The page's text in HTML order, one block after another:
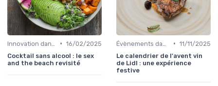
• 16/02/2025
Cocktail sans alcool : le sex
and the beach revisité
• 11/11/2025
Le calendrier de l'avent vin
de Lidl : une expérience
festive